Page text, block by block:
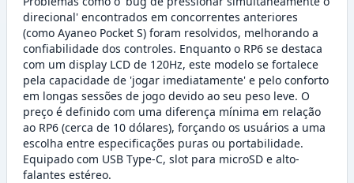
direcional' encontrados em concorrentes anteriores
(como Ayaneo Pocket S) foram resolvidos, melhorando a
confiabilidade dos controles. Enquanto o RP6 se destaca
com um display LCD de 120Hz, este modelo se fortalece
pela capacidade de 'jogar imediatamente' e pelo conforto
em longas sessões de jogo devido ao seu peso leve. O
preço é definido com uma diferença mínima em relação
ao RP6 (cerca de 10 dólares), forçando os usuários a uma
escolha entre especificações puras ou portabilidade.
Equipado com USB Type-C, slot para microSD e alto-
falantes estéreo.